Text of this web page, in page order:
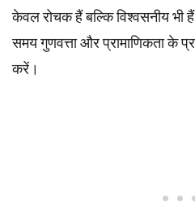
केवल रोचक हैं बल्कि विश्वसनीय
समय गुणवत्ता और प्रामाणिकता के
करें।